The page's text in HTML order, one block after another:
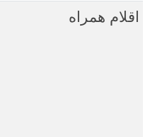
اقلام همراه